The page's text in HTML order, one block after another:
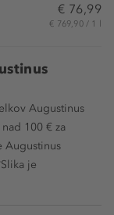
€ 76,99
€ 769,90 / 1 l
Augustinus
100 € za
Augustinus
je